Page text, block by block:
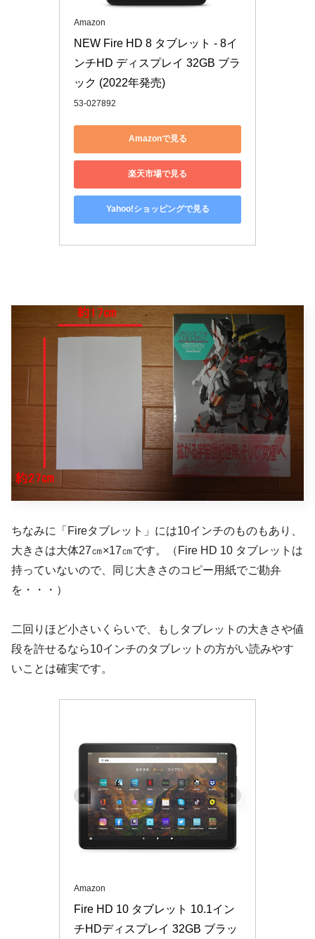
Amazon
NEW Fire HD 8 タブレット - 8イ
ンチHD ディスプレイ 32GB ブラ
ック (2022年発売)
53-027892
Amazonで見る
楽天市場で見る
Yahoo!ショッピングで見る
ちなみに「Fireタブレット」には10インチのものもあり、
大きさは大体27㎝×17㎝です。（Fire HD 10 タブレットは
持っていないので、同じ大きさのコピー用紙でご勘弁
を・・・）
二回りほど小さいくらいで、もしタブレットの大きさや値
段を許せるなら10インチのタブレットの方がい読みやす
いことは確実です。
Amazon
Fire HD 10 タブレット 10.1イン
チHDディスプレイ 32GB ブラッ